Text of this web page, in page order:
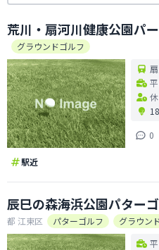
荒川・扇河川健康公園パ
グラウンドゴルフ
平
休
0
駅近
辰巳の森海浜公園パター
都 江東区 パターゴルフ
グラウン
平